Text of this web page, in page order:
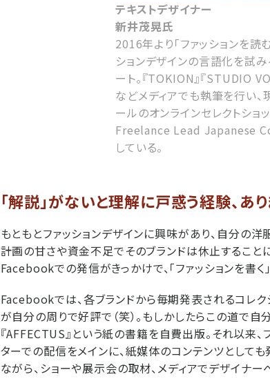
テキストデザイナー
新井茂晃氏
2016年より「ファッションを読
ションデザインの言語化を試み
ート。『TOKION』『STUDIO
などメディアでも執筆を行い、
ールのオンラインセレクトショ
Freelance Lead Japanese
している。
「解説」がないと理解に戸惑う経験、あ
もともとファッションデザインに興味があり、自分の
計画の甘さや資金不足でそのブランドは休止すること
Facebookでの発信がきっかけで、「ファッションを書く
Facebookでは、各ブランドから毎期発表されるコレ
が自分の周りで好評で（笑）。もしかしたらこの道で
『AFFECTUS』という紙の書籍を自費出版。それ以来
ターでの配信をメインに、紙媒体のコンテンツとして
ながら、ショーや展示会の取材、メディアでデザイナー